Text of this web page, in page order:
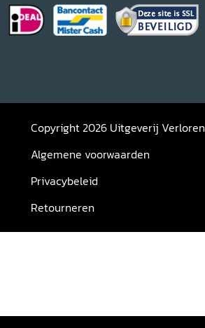
Copyright 2026 Uitgeverij Verloren
Algemene voorwaarden
Privacybeleid
Retourneren